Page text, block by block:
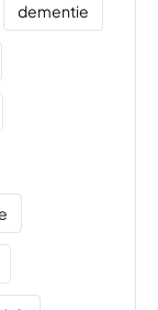
dementie